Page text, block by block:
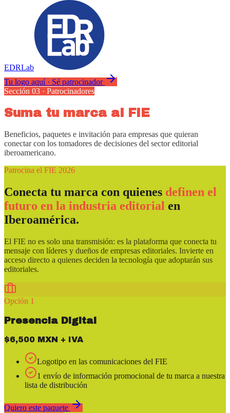
EDRLab
Tu logo aquí · Sé patrocinador
Sección 03 · Patrocinadores
Suma tu marca al FIE
Beneficios, paquetes e invitación para empresas que quieran
conectar con los tomadores de decisiones del sector editorial
iberoamericano.
Patrocina el FIE 2026
Conecta tu marca con quienes definen el
futuro en la industria editorial en
Iberoamérica.
El FIE no es solo una transmisión: es la plataforma que conecta tu
mensaje con líderes y dueños de empresas editoriales. Invierte en
acceso directo a quienes deciden la tecnología que adoptarán sus
editoriales.
Opción 1
Presencia Digital
$6,500 MXN + IVA
Logotipo en las comunicaciones del FIE
1 envío de información promocional de tu marca a nuestra
lista de distribución
Quiero este paquete